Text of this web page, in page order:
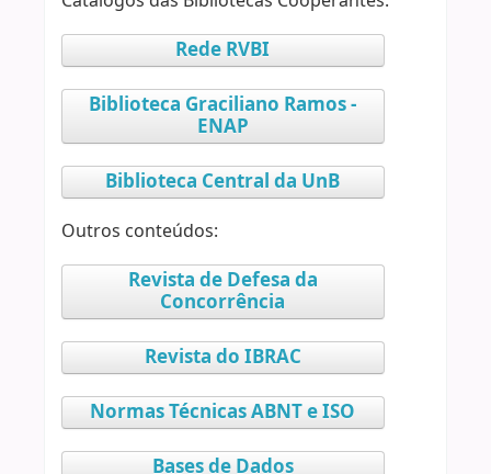
Rede RVBI
Biblioteca Graciliano Ramos -
ENAP
Biblioteca Central da UnB
Outros conteúdos:
Revista de Defesa da
Concorrência
Revista do IBRAC
Normas Técnicas ABNT e ISO
Bases de Dados